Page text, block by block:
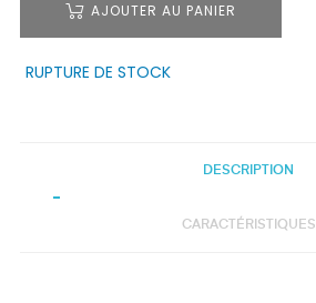
AJOUTER AU PANIER
RUPTURE DE STOCK
DESCRIPTION
CARACTÉRISTIQUES